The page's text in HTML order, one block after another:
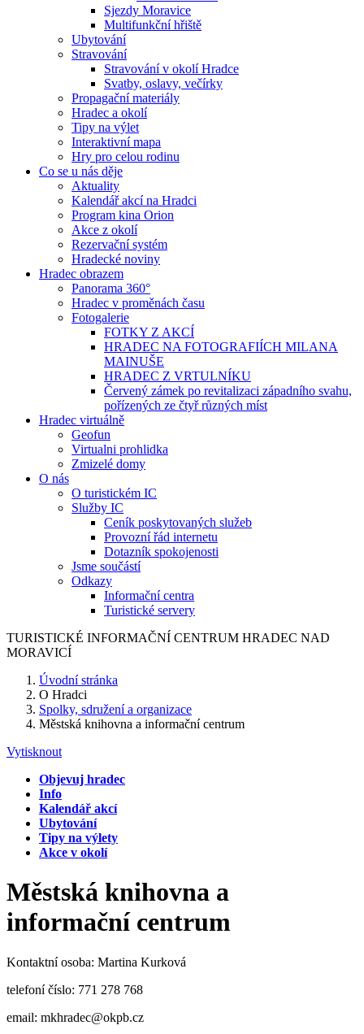
Sjezdy Moravice
Multifunkční hřiště
Ubytování
Stravování
Stravování v okolí Hradce
Svatby, oslavy, večírky
Propagační materiály
Hradec a okolí
Tipy na výlet
Interaktivní mapa
Hry pro celou rodinu
Co se u nás děje
Aktuality
Kalendář akcí na Hradci
Program kina Orion
Akce z okolí
Rezervační systém
Hradecké noviny
Hradec obrazem
Panorama 360°
Hradec v proměnách času
Fotogalerie
FOTKY Z AKCÍ
HRADEC NA FOTOGRAFIÍCH MILANA
MAINUŠE
HRADEC Z VRTULNÍKU
Červený zámek po revitalizaci západního svahu,
pořízených ze čtyř různých míst
Hradec virtuálně
Geofun
Virtualni prohlidka
Zmizelé domy
O nás
O turistickém IC
Služby IC
Ceník poskytovaných služeb
Provozní řád internetu
Dotazník spokojenosti
Jsme součástí
Odkazy
Informační centra
Turistické servery
TURISTICKÉ INFORMAČNÍ CENTRUM HRADEC NAD
MORAVICÍ
Úvodní stránka
O Hradci
Spolky, sdružení a organizace
Městská knihovna a informační centrum
Vytisknout
Objevuj hradec
Info
Kalendář akcí
Ubytování
Tipy na výlety
Akce v okolí
Městská knihovna a
informační centrum
Kontaktní osoba: Martina Kurková
telefoní číslo: 771 278 768
email: mkhradec@okpb.cz